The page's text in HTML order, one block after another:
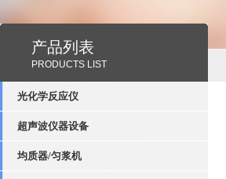
产品列表
PRODUCTS LIST
光化学反应仪
超声波仪器设备
均质器/匀浆机